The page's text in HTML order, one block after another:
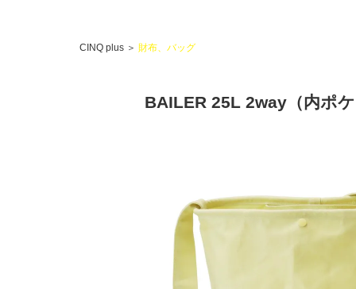
CINQ plus ＞ 財布、バッグ
BAILER 25L 2way（内ポ